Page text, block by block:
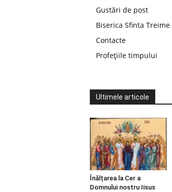
Gustări de post
Biserica Sfinta Treime
Contacte
Profețiile timpului
Ultimele articole
Înălțarea la Cer a
Domnului nostru Iisus